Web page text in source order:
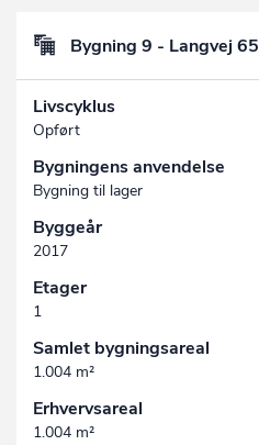
Bygning 9 - Langvej 65
Livscyklus
Opført
Bygningens anvendelse
Bygning til lager
Byggeår
2017
Etager
1
Samlet bygningsareal
1.004 m²
Erhvervsareal
1.004 m²